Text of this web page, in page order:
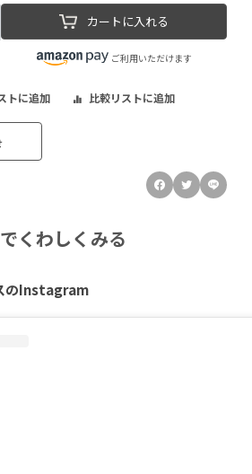
カートに入れる
ご利用いただけます
トに追加 比較リストに追加
くわしくみる
のInstagram